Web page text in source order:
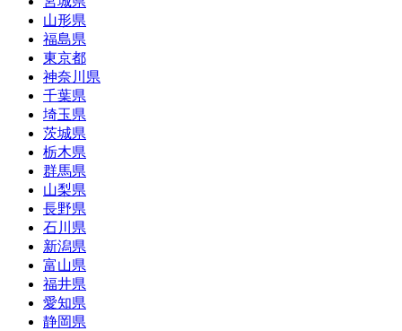
山形県
福島県
東京都
神奈川県
千葉県
埼玉県
茨城県
栃木県
群馬県
山梨県
長野県
石川県
新潟県
富山県
福井県
愛知県
静岡県